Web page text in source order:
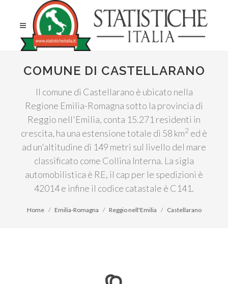
COMUNE DI CASTELLARANO
Il comune di Castellarano è ubicato nella
Regione Emilia-Romagna sotto la provincia di
Reggio nell'Emilia, conta 15.271 residenti in
crescita, ha una estensione totale di 58 km2 ed è
ad un'altitudine di 149 metri sul livello del mare
classificato come Collina Interna. La sigla
automobilistica è RE, il cap per le spedizioni è
42014 e infine il codice catastale è C141.
Home Emilia-Romagna Reggio nell'Emilia Castellarano